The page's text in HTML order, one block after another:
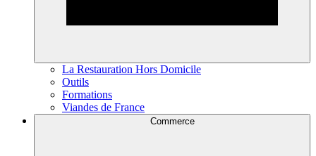
La Restauration Hors Domicile
Outils
Formations
Viandes de France
Commerce